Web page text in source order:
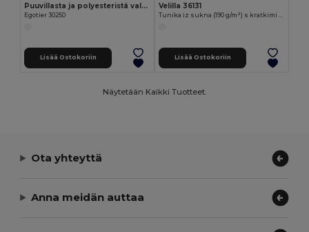
Puuvillasta ja polyesteristä valmistettu työvaatemekko. Valkoinen väri
Egotier 30250
Lisää Ostokoriin
Velilla 36131
Lisää Ostokoriin
Näytetään Kaikki Tuotteet.
Ota yhteyttä
Anna meidän auttaa